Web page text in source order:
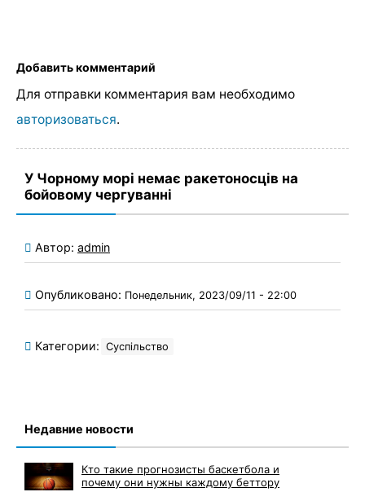
Добавить комментарий
Для отправки комментария вам необходимо
авторизоваться.
У Чорному морі немає ракетоносців на
бойовому чергуванні
Автор: admin
Опубликовано: Понедельник, 2023/09/11 - 22:00
Категории: Суспільство
Недавние новости
Кто такие прогнозисты баскетбола и
почему они нужны каждому беттору